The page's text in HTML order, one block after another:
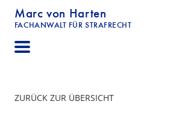
Marc von Harten
FACHANWALT FÜR STRAFRECHT
STRAFRECHT |
ZURÜCK ZUR ÜBERSICHT